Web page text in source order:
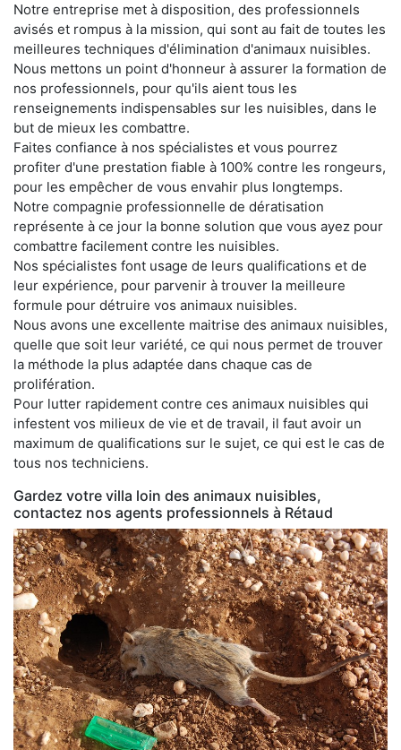
Notre entreprise met à disposition, des professionnels
avisés et rompus à la mission, qui sont au fait de toutes les
meilleures techniques d'élimination d'animaux nuisibles.
Nous mettons un point d'honneur à assurer la formation de
nos professionnels, pour qu'ils aient tous les
renseignements indispensables sur les nuisibles, dans le
but de mieux les combattre.
Faites confiance à nos spécialistes et vous pourrez
profiter d'une prestation fiable à 100% contre les rongeurs,
pour les empêcher de vous envahir plus longtemps.
Notre compagnie professionnelle de dératisation
représente à ce jour la bonne solution que vous ayez pour
combattre facilement contre les nuisibles.
Nos spécialistes font usage de leurs qualifications et de
leur expérience, pour parvenir à trouver la meilleure
formule pour détruire vos animaux nuisibles.
Nous avons une excellente maitrise des animaux nuisibles,
quelle que soit leur variété, ce qui nous permet de trouver
la méthode la plus adaptée dans chaque cas de
prolifération.
Pour lutter rapidement contre ces animaux nuisibles qui
infestent vos milieux de vie et de travail, il faut avoir un
maximum de qualifications sur le sujet, ce qui est le cas de
tous nos techniciens.
Gardez votre villa loin des animaux nuisibles,
contactez nos agents professionnels à Rétaud